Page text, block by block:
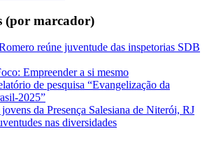
(por marcador)
reúne juventude das inspetorias SDB
Empreender a si mesmo
de pesquisa “Evangelização da
2025”
da Presença Salesiana de Niterói, RJ
nas diversidades